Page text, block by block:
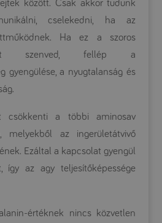
között. Csak akkor tudunk
cselekedni, ha az
Ha ez a szoros
szenved, fellép a
gyengülése, a nyugtalanság és
csökkenti a többi aminosav
melyekből az ingerületátvivő
Ezáltal a kapcsolat gyengül
így az agy teljesítőképessége
értéknek nincs közvetlen